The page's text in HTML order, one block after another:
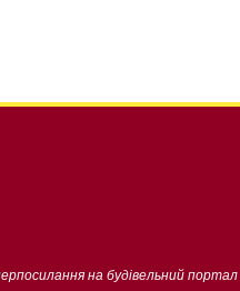
на будівельний